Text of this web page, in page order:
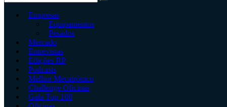
Revista
dos
independente
serviços
Empresas
Equipamentos
Pesados
Mercado
Entrevistas
Edições RP
Podcasts
Melhor Mecatrónico
Challenge Oficinas
Gala Top 100